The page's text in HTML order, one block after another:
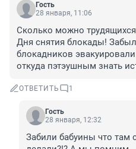
Гость
28 января, 11:06
Сколько можно
Дня снятия блокады!
блокадников
откуда пэтэушным знать
ОТВЕТИТЬ 1
Гость
28 января, 12:32
Забили бабуины что там